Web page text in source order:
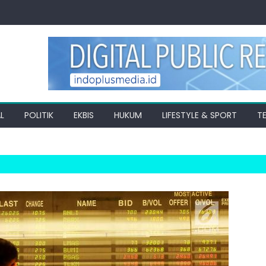
POLITIK EKBIS HUKUM LIFESTYLE & SPORT